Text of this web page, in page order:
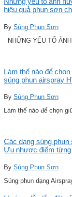
hiệu quả phun sơn
By Súng Phun Sơn
NHỮNG YẾU TỐ
Làm thế nào để
súng phun airspray
By Súng Phun Sơn
Làm thế nào để chọn
Các dạng súng
Ưu nhược điểm từng
By Súng Phun Sơn
Súng phun dạng